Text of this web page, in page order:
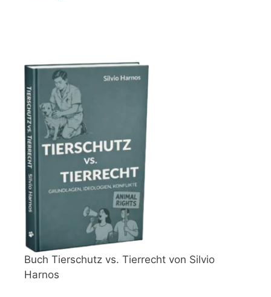
Buch Tierschutz vs. Tierrecht von Silvio
Harnos